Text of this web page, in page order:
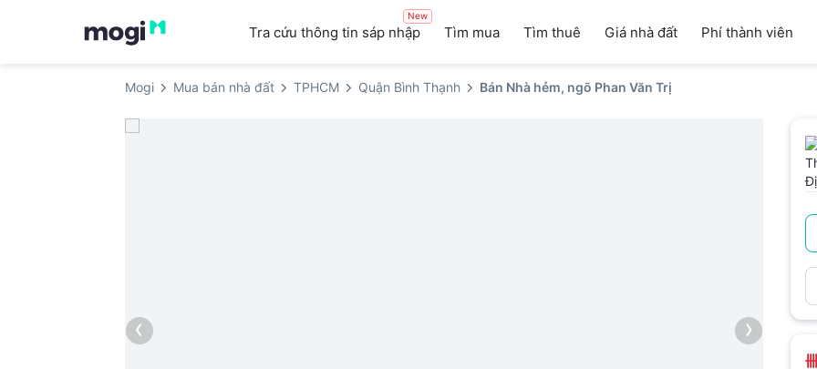
Tra cứu thông tin sáp nhập
New
Tìm mua Tìm thuê Giá nhà đất Phí thành viên
Mogi Mua bán nhà đất TPHCM Quận Bình Thạnh Bán Nhà hẻm, ngõ Phan Văn Trị
‹ ›